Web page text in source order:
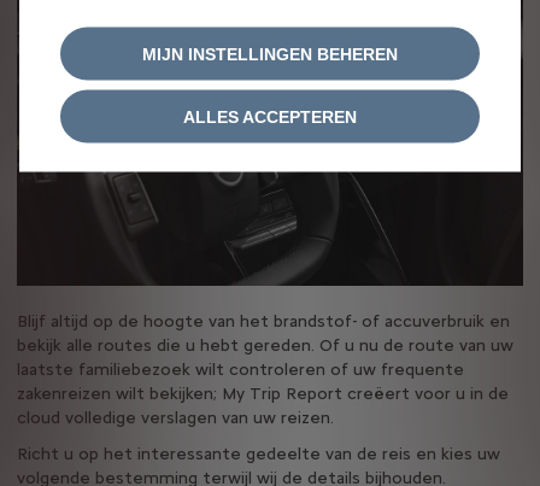
Blijf altijd op de hoogte van het brandstof- of accuverbruik en
bekijk alle routes die u hebt gereden. Of u nu de route van uw
laatste familiebezoek wilt controleren of uw frequente
zakenreizen wilt bekijken; My Trip Report creëert voor u in de
cloud volledige verslagen van uw reizen.
Richt u op het interessante gedeelte van de reis en kies uw
volgende bestemming terwijl wij de details bijhouden.
MIJN INSTELLINGEN BEHEREN
ALLES ACCEPTEREN